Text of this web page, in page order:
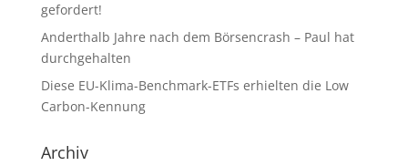
gefordert!
Anderthalb Jahre nach dem Börsencrash – Paul hat
durchgehalten
Diese EU-Klima-Benchmark-ETFs erhielten die Low
Carbon-Kennung
Archiv